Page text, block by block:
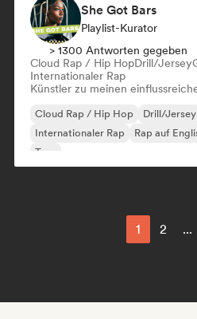
She Got Bars
Playlist-Kurator
> 1300 Antworten gegeben
Cloud Rap / Hip HopDrill/Jersey
Internationaler Rap
Künstler zu meinen
Cloud Rap / Hip Hop Drill/Jersey
Internationaler Rap
Rap auf
Trap
1 2 ...